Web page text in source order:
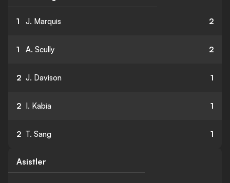
1 J. Marquis 2
1 A. Scully 2
2 J. Davison 1
2 I. Kabia 1
2 T. Sang 1
Asistler